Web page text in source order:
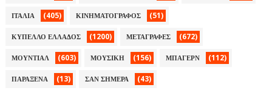
ΙΤΑΛΙΑ (405) ΚΙΝΗΜΑΤΟΓΡΑΦΟΣ (51)
ΚΥΠΕΛΛΟ ΕΛΛΑΔΟΣ (1200) ΜΕΤΑΓΡΑΦΕΣ (672)
ΜΟΥΝΤΙΑΛ (603) ΜΟΥΣΙΚΗ (156) ΜΠΑΓΕΡΝ (112)
ΠΑΡΑΞΕΝΑ (13) ΣΑΝ ΣΗΜΕΡΑ (43)